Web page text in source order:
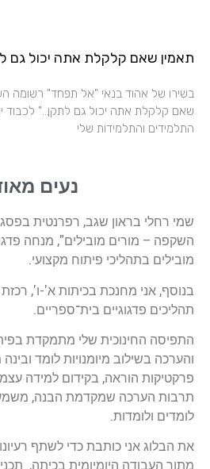
תאמין שאם קלקלת אתה יכול גם
בשירו של אהוד בנאי "אל תפחד" רשומה
שאם קלקלת אתה יכול גם לתקן…" לכבוד
התלמידים והתלמידות שלי
נעים
שמי רחלי בראון שגב, רפרנטית
השקפה – מורים מובילים", מנחה
מובילים בתהליכי פיתוח מקצועי.
בנוסף, אני מחנכת בכיתות א'-ו',
תהליכים פדגוגיים בית־ספריים.
התפיסה החינוכית שלי מתמקדת
והערכה בשילוב מיומנויות לומד
פרקטיקות הוראה, בקידום למידה
תרבות הערכה שמקדמת הבנה,
לומדים ולומדות.
את הבלוג אני כותבת כדי לשתף
מתוך העבודה היומיומית בכיתה,